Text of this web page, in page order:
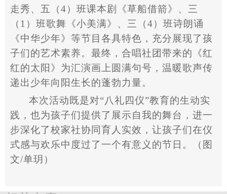
走秀、五（4）班课本剧《草船借箭》、三
（ 1 ）班歌舞《小美满》、三（4）班诗朗诵
《中华少年》等节目各具特色，充分展现了孩
子们的艺术素养。最终，合唱社团带来的《红
红的太阳》为汇演画上圆满句号，温暖歌声传
递出少年向阳生长的蓬勃力量。
本次活动既是对“八礼四仪”教育的生动实
践，也为孩子们提供了展示自我的舞台，进一
步深化了校家社协同育人实效，让孩子们在仪
式感与欢乐中度过了一个有意义的节日。
（图
文/单玥）